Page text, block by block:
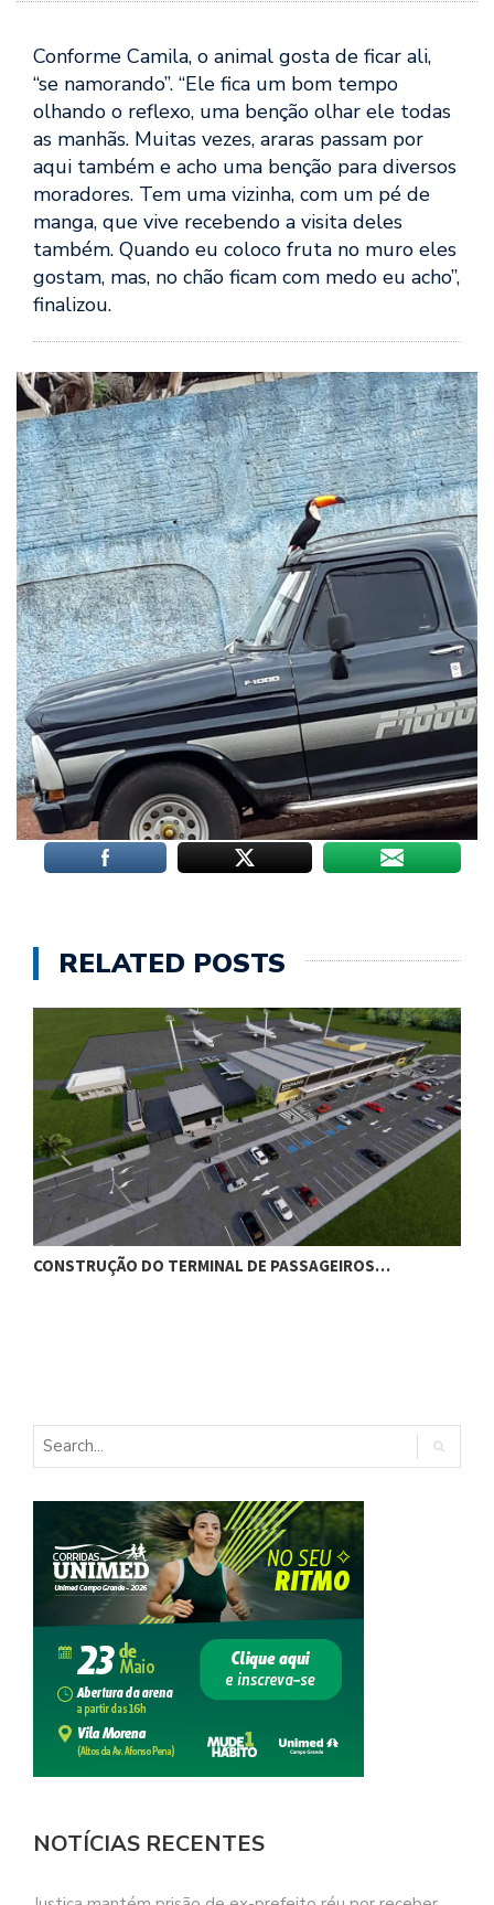
Conforme Camila, o animal gosta de ficar ali,
“se namorando”. “Ele fica um bom tempo
olhando o reflexo, uma benção olhar ele todas
as manhãs. Muitas vezes, araras passam por
aqui também e acho uma benção para diversos
moradores. Tem uma vizinha, com um pé de
manga, que vive recebendo a visita deles
também. Quando eu coloco fruta no muro eles
gostam, mas, no chão ficam com medo eu acho”,
finalizou.
RELATED POSTS
CONSTRUÇÃO DO TERMINAL DE PASSAGEIROS…
NOTÍCIAS RECENTES